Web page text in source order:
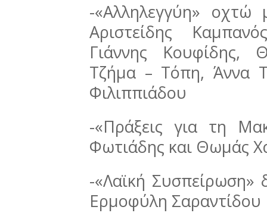
-«Αλληλεγγύη» οχτώ
Αριστείδης
Γιάννης Κουφίδης,
Τζήμα – Τόπη, Άννα
Φιλιππιάδου
-«Πράξεις για τη
Φωτιάδης και Θωμάς
-«Λαϊκή Συσπείρωση»
Ερμοφύλη Σαραντίδου